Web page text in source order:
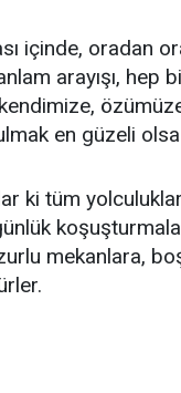
içinde, oradan
arayışı, hep
en güzeli
ki tüm
mekanlara,